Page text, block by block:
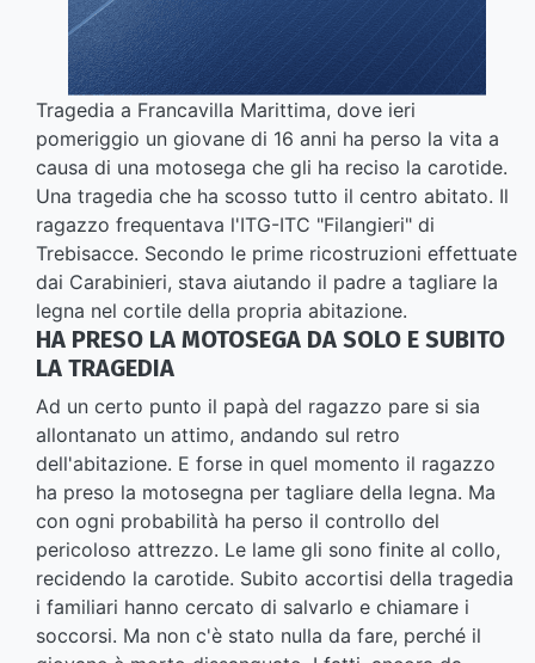
Tragedia a Francavilla Marittima, dove ieri
pomeriggio un giovane di 16 anni ha perso la vita a
causa di una motosega che gli ha reciso la carotide.
Una tragedia che ha scosso tutto il centro abitato. Il
ragazzo frequentava l'ITG-ITC "Filangieri" di
Trebisacce. Secondo le prime ricostruzioni effettuate
dai Carabinieri, stava aiutando il padre a tagliare la
legna nel cortile della propria abitazione.
HA PRESO LA MOTOSEGA DA SOLO E SUBITO
LA TRAGEDIA
Ad un certo punto il papà del ragazzo pare si sia
allontanato un attimo, andando sul retro
dell'abitazione. E forse in quel momento il ragazzo
ha preso la motosegna per tagliare della legna. Ma
con ogni probabilità ha perso il controllo del
pericoloso attrezzo. Le lame gli sono finite al collo,
recidendo la carotide. Subito accortisi della tragedia
i familiari hanno cercato di salvarlo e chiamare i
soccorsi. Ma non c'è stato nulla da fare, perché il